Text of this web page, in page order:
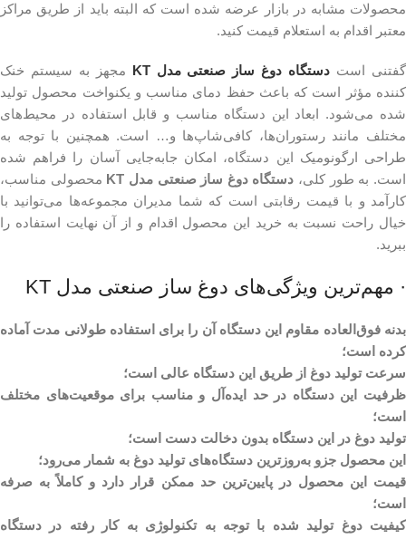
محصولات مشابه در بازار عرضه شده است که البته باید از طریق مراکز
معتبر اقدام به استعلام قیمت کنید.
گفتنی است دستگاه دوغ ساز صنعتی مدل KT
مجهز به سیستم خنک
کننده مؤثر است که باعث حفظ دمای مناسب و یکنواخت محصول تولید
شده می‌شود. ابعاد این دستگاه مناسب و قابل استفاده در محیط‌های
مختلف مانند رستوران‌ها، کافی‌شاپ‌ها و… است. همچنین با توجه به
طراحی ارگونومیک این دستگاه، امکان جابه‌جایی آسان را فراهم شده
است. به طور کلی، دستگاه دوغ ساز صنعتی مدل KT
محصولی مناسب،
کارآمد و با قیمت رقابتی است که شما مدیران مجموعه‌ها می‌توانید با
خیال راحت نسبت به خرید این محصول اقدام و از آن نهایت استفاده را
ببرید.
· مهم‌ترین ویژگی‌های دوغ ساز صنعتی مدل KT
بدنه فوق‌العاده مقاوم این دستگاه آن را برای استفاده طولانی مدت آماده
کرده است؛
سرعت تولید دوغ از طریق این دستگاه عالی است؛
ظرفیت این دستگاه در حد ایده‌آل و مناسب برای موقعیت‌های مختلف
است؛
تولید دوغ در این دستگاه بدون دخالت دست است؛
این محصول جزو به‌روزترین دستگاه‌های تولید دوغ به شمار می‌رود؛
قیمت این محصول در پایین‌ترین حد ممکن قرار دارد و کاملاً به صرفه
است؛
کیفیت دوغ تولید شده با توجه به تکنولوژی به کار رفته در دستگاه